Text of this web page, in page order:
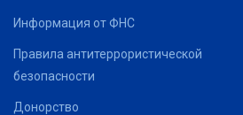
Информация от ФНС
Правила антитеррористической
безопасности
Донорство